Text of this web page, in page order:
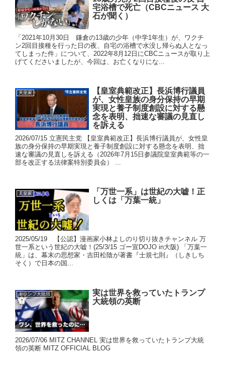
宅浴槽で死亡（CBCニュース 大
石が聞く）
「2021年10月30日 鎌倉の13歳の少年（中学1年生）が、ワクチ
ン2回目接種を行った日の夜、自宅の浴槽で水没し帰らぬ人となっ
てしまった件」について、2022年8月12日にCBCニュースが取り上
げてくださいましたが、今回は、お亡くなりにな...
天皇家
【皇室典範改正】長浜博行議員
が、女性皇族の身分保持の早期
実現と養子制度創設に対する懸
念を表明、拙速な審議の見直し
を訴える
2026/07/15 立憲民主党 【皇室典範改正】長浜博行議員が、女性皇
族の身分保持の早期実現と養子制度創設に対する懸念を表明、拙
速な審議の見直しを訴える（2026年7月15日参議院皇室典範等の一
部を改正する法律案特別委員会） ...
天皇家
「万世一系」は世紀の大嘘！正
しくは「万葉一統」
2025/05/19 【公認】漫画家小林よしのり切り抜きチャンネル 万
世一系という世紀の大嘘！(25/3/15 ゴー宣DOJO in大阪) 「万葉一
統」は、幕末の思想家・吉田松陰が著書『士規七則』（しきしち
そく）で日本の国...
トランプ大統領
実は世界を救っていたトランプ
大統領の英断
2026/07/06 MITZ CHANNEL 実は世界を救っていたトランプ大統
領の英断 MITZ OFFICIAL BLOG